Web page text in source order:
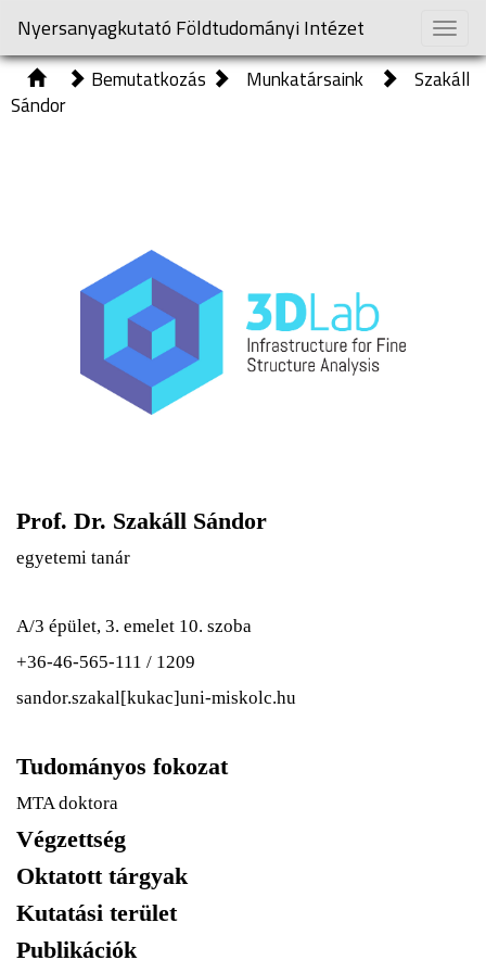
Toggle
Nyersanyagkutató Földtudományi Intézet
Bemutatkozás
Munkatársaink
Szakáll
Sándor
Prof. Dr. Szakáll Sándor
egyetemi tanár
A/3 épület, 3. emelet 10. szoba
+36-46-565-111 / 1209
sandor.szakal[kukac]uni-miskolc.hu
Tudományos fokozat
MTA doktora
Végzettség
Oktatott tárgyak
Kutatási terület
Publikációk